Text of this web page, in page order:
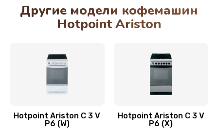
Другие модели кофемашин
Hotpoint Ariston
Hotpoint Ariston C 3 V
P6 (W)
Hotpoint Ariston C 3 V
P6 (X)